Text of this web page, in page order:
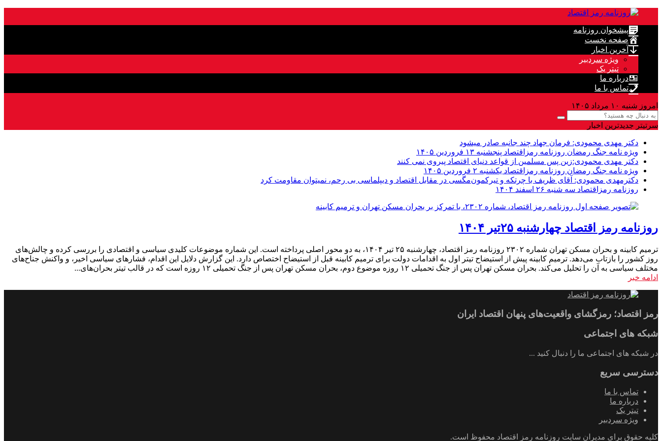
پیشخوان روزنامه
صفحه نخست
آخرین اخبار
ویژه سردبیر
تیتر یک
درباره ما
تماس با ما
امروز شنبه ۱۰ مرداد ۱۴۰۵
سرتیتر جدیدترین اخبار
دکتر مهدى محمودى: فرمان جهاد چند جانبه صادر میشود
ویژه نامه جنگ رمضان روزنامه رمزاقتصاد پنجشنبه ۱۳ فروردین ۱۴۰۵
دکتر مهدی محمودی:زین پس مسلمین از قواعد دنیاى اقتصاد پیروى نمی کنند
ویژه نامه جنگ رمضان روزنامه رمزاقتصاد یکشنبه ۲ فروردین ۱۴۰۵
دکترمهدى محمودى: آقای ظریف با چرتکه و تیرکمون‌مگسی در مقابل اقتصاد و دیپلماسی بی رحم، نمیتوان مقاومت کرد
روزنامه رمزاقتصاد سه شنبه ۲۶ اسفند ۱۴۰۴
روزنامه رمز اقتصاد چهارشنبه ۲۵تیر ۱۴۰۴
ترمیم کابینه و بحران مسکن تهران شماره ۲۳۰۲ روزنامه رمز اقتصاد، چهارشنبه ۲۵ تیر ۱۴۰۴، به دو محور اصلی پرداخته است. این شماره موضوعات کلیدی سیاسی و اقتصادی را بررسی کرده و چالش‌های
روز کشور را بازتاب می‌دهد. ترمیم کابینه پیش از استیضاح تیتر اول به اقدامات دولت برای ترمیم کابینه قبل از استیضاح اختصاص دارد. این گزارش دلایل این اقدام، فشارهای سیاسی اخیر، و واکنش جناح‌های
مختلف سیاسی به آن را تحلیل می‌کند. بحران مسکن تهران پس از جنگ تحمیلی ۱۲ روزه موضوع دوم، بحران مسکن تهران پس از جنگ تحمیلی ۱۲ روزه است که در قالب تیتر بحران‌های...
ادامه خبر
رمز اقتصاد؛ رمزگشای واقعیت‌های پنهان اقتصاد ایران
شبکه های اجتماعی
در شبکه های اجتماعی ما را دنبال کنید ...
دسترسی سریع
تماس با ما
درباره ما
تیتر یک
ویژه سردبیر
کلیه حقوق برای مدیران سایت روزنامه رمز اقتصاد محفوظ است.